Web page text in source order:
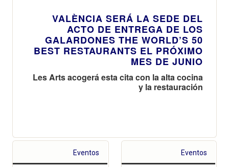
VALÈNCIA SERÁ LA SEDE DEL
ACTO DE ENTREGA DE LOS
GALARDONES THE WORLD’S 50
BEST RESTAURANTS EL PRÓXIMO
MES DE JUNIO
Les Arts acogerá esta cita con la alta cocina
y la restauración
Eventos Eventos